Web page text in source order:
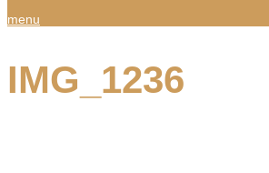
menu
IMG_1236